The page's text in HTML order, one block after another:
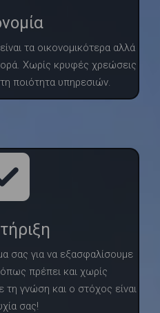
τα οικονομικότερα αλλά
Χωρίς κρυφές χρεώσεις
ποιότητα υπηρεσιών.
σας για να εξασφαλίσουμε
πρέπει και χωρίς
γνώση και ο στόχος είναι
σας!